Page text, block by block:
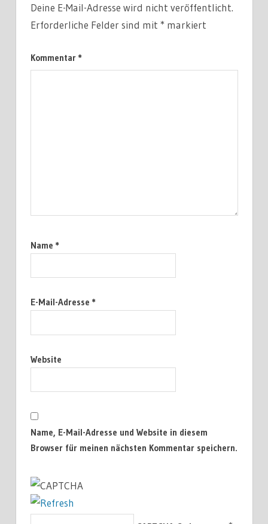
Deine E-Mail-Adresse wird nicht veröffentlicht.
Erforderliche Felder sind mit * markiert
Kommentar *
Name *
E-Mail-Adresse *
Website
Name, E-Mail-Adresse und Website in diesem
Browser für meinen nächsten Kommentar speichern.